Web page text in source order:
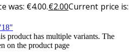
was: €4.00.€2.00Current price is:
product has multiple variants. The
on the product page